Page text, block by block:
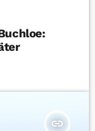
insert_link